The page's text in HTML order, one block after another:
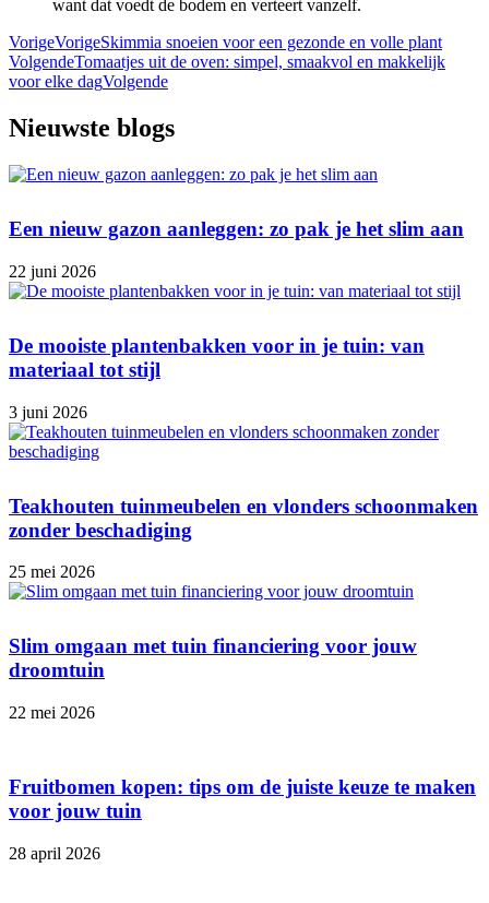
want dat voedt de bodem en verteert vanzelf.
VorigeVorigeSkimmia snoeien voor een gezonde en volle plant
VolgendeTomaatjes uit de oven: simpel, smaakvol en makkelijk
voor elke dagVolgende
Nieuwste blogs
Een nieuw gazon aanleggen: zo pak je het slim aan
22 juni 2026
De mooiste plantenbakken voor in je tuin: van
materiaal tot stijl
3 juni 2026
Teakhouten tuinmeubelen en vlonders schoonmaken
zonder beschadiging
25 mei 2026
Slim omgaan met tuin financiering voor jouw
droomtuin
22 mei 2026
Fruitbomen kopen: tips om de juiste keuze te maken
voor jouw tuin
28 april 2026